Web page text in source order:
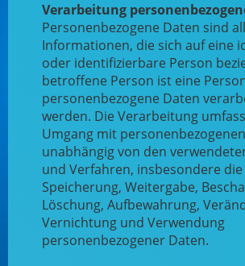
Verarbeitung
Personenbezogene Daten sind
Informationen, die sich auf eine
oder identifizierbare Person
betroffene Person ist eine
personenbezogene Daten
werden. Die Verarbeitung
Umgang mit
unabhängig von den
und Verfahren, insbesondere die
Speicherung, Weitergabe,
Löschung, Aufbewahrung,
Vernichtung und Verwendung
personenbezogener Daten.